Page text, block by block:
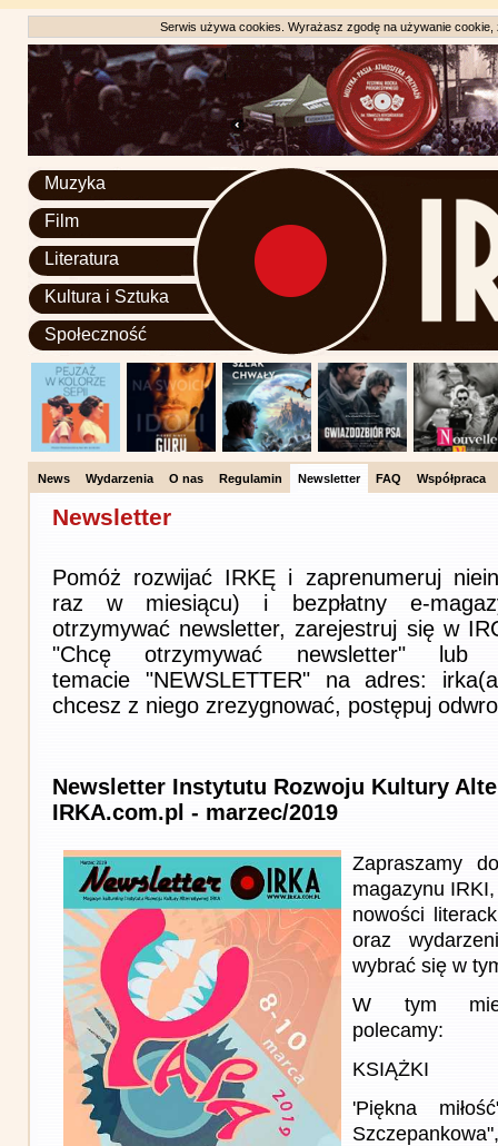
Serwis używa cookies. Wyrażasz zgodę na używanie
Muzyka
Film
Literatura
Kultura i Sztuka
Społeczność
News Wydarzenia O nas Regulamin Newsletter FAQ Współpraca
Newsletter
Pomóż rozwijać IRKĘ i zaprenumeruj
raz w miesiącu) i bezpłatny e-
otrzymywać newsletter, zarejestruj się w
"Chcę otrzymywać newsletter"
temacie "NEWSLETTER" na adres:
chcesz z niego zrezygnować, postępuj
Newsletter Instytutu Rozwoju Kultury
IRKA.com.pl - marzec/2019
Zapraszamy
magazynu
nowości
oraz
wybrać się w
W tym
polecamy:
KSIĄŻKI
'Piękna